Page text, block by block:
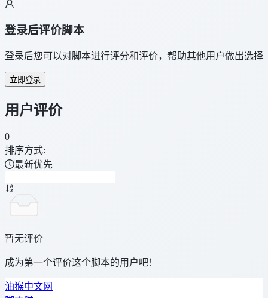
登录后评价脚本
登录后您可以对脚本进行评分和评价，帮助其他用户做出选择
立即登录
用户评价
0
排序方式:
最新优先
暂无评价
成为第一个评价这个脚本的用户吧！
油猴中文网